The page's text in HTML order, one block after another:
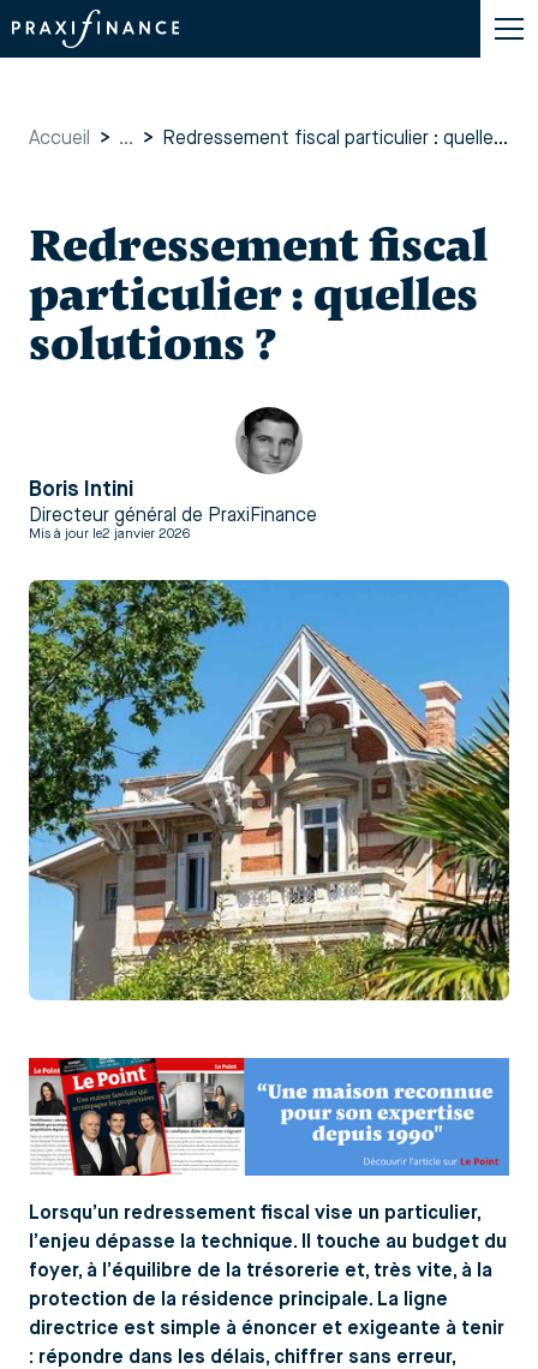
Accueil > ... > Redressement fiscal particulier : quelles solutions ?
Redressement fiscal
particulier : quelles
solutions ?
Boris Intini
Directeur général de PraxiFinance
Mis à jour le2 janvier 2026
Lorsqu’un redressement fiscal vise un particulier,
l’enjeu dépasse la technique. Il touche au budget du
foyer, à l’équilibre de la trésorerie et, très vite, à la
protection de la résidence principale. La ligne
directrice est simple à énoncer et exigeante à tenir
: répondre dans les délais, chiffrer sans erreur,